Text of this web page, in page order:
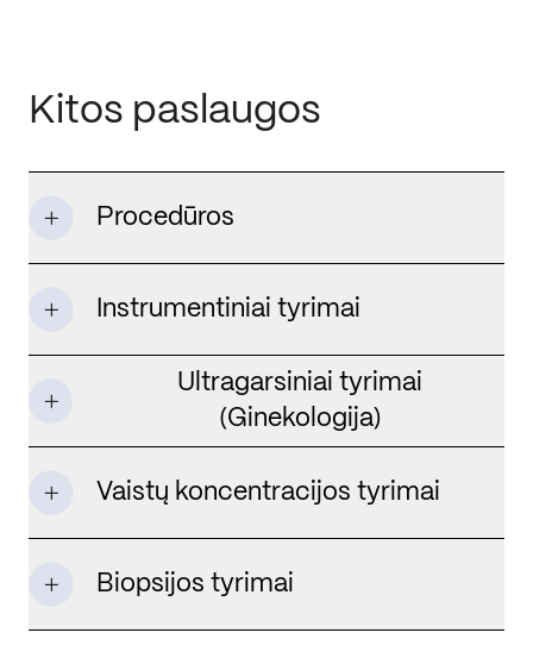
Kitos paslaugos
Procedūros
Instrumentiniai tyrimai
Ultragarsiniai tyrimai
(Ginekologija)
Vaistų koncentracijos tyrimai
Biopsijos tyrimai